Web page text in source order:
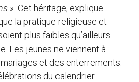
». Cet héritage, explique
la pratique religieuse et
plus faibles qu’ailleurs
Les jeunes ne viennent à
et des enterrements.
du calendrier